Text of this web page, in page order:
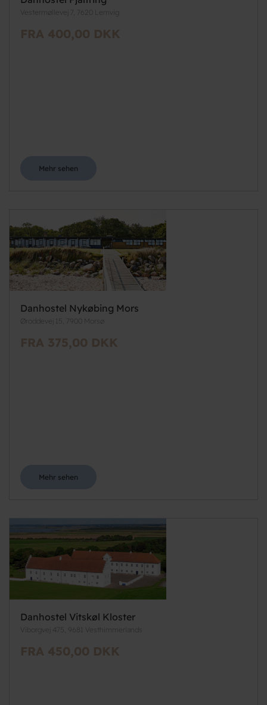
Vestermøllevej 7, 7620 Lemvig
FRA 400,00 DKK
Mehr sehen
Danhostel Nykøbing Mors
Øroddevej 15, 7900 Morsø
FRA 375,00 DKK
Mehr sehen
Danhostel Vitskøl Kloster
Viborgvej 475, 9681 Vesthimmerlands
FRA 450,00 DKK